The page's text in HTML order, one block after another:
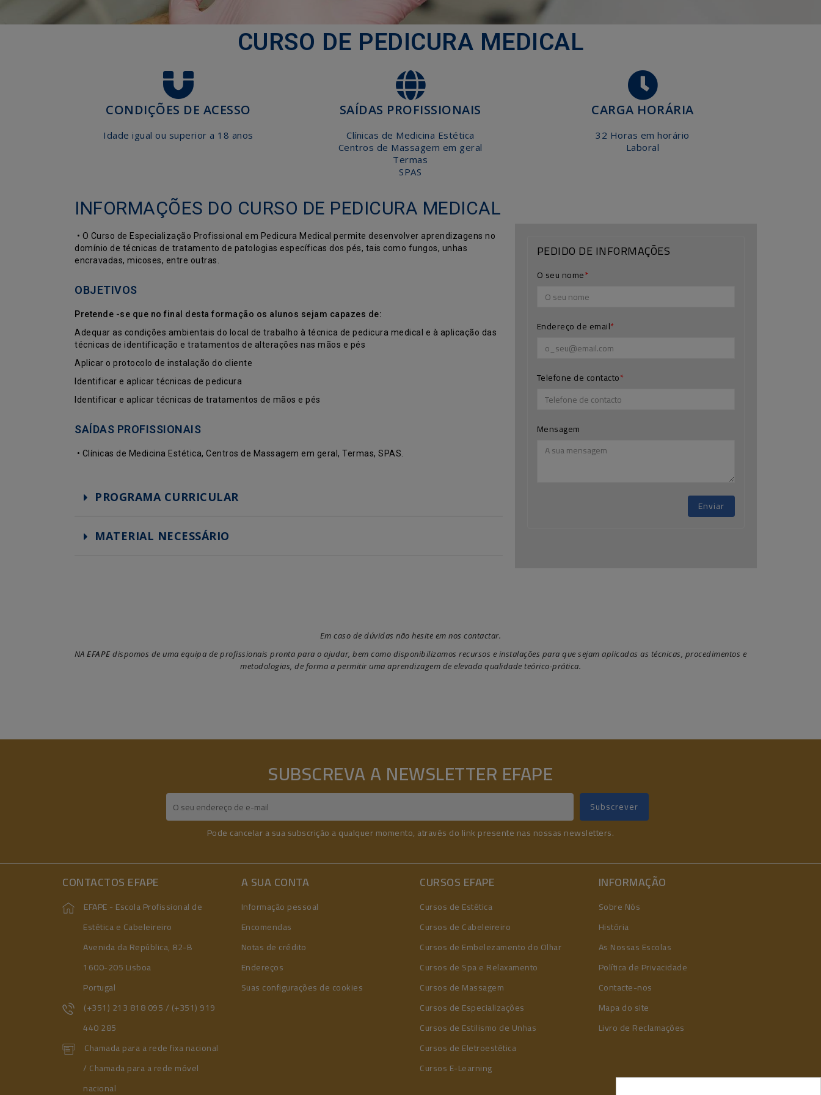
CURSO DE PEDICURA MEDICAL
CONDIÇÕES DE ACESSO
Idade igual ou superior a 18 anos
SAÍDAS PROFISSIONAIS
Clínicas de Medicina Estética
Centros de Massagem em geral
Termas
SPAS
CARGA HORÁRIA
32 Horas em horário
Laboral
INFORMAÇÕES DO CURSO DE PEDICURA MEDICAL
• O Curso de Especialização Profissional em Pedicura Medical permite desenvolver aprendizagens no
domínio de técnicas de tratamento de patologias específicas dos pés, tais como fungos, unhas
encravadas, micoses, entre outras.
OBJETIVOS
Pretende -se que no final desta formação os alunos sejam capazes de:
Adequar as condições ambientais do local de trabalho à técnica de pedicura medical e à aplicação das
técnicas de identificação e tratamentos de alterações nas mãos e pés
Aplicar o protocolo de instalação do cliente
Identificar e aplicar técnicas de pedicura
Identificar e aplicar técnicas de tratamentos de mãos e pés
SAÍDAS PROFISSIONAIS
• Clínicas de Medicina Estética, Centros de Massagem em geral, Termas, SPAS.
PROGRAMA CURRICULAR
MATERIAL NECESSÁRIO
PEDIDO DE INFORMAÇÕES
O seu nome
Endereço de email
Telefone de contacto
Mensagem
Enviar
Em caso de dúvidas não hesite em nos contactar.
NAEFAPE dispomos de uma equipa de profissionais pronta para o ajudar, bem como disponibilizamos recursos e instalações para que sejam aplicadas as técnicas, procedimentos e
metodologias, de forma a permitir uma aprendizagem de elevada qualidade teórico-prática.
SUBSCREVA A NEWSLETTER EFAPE
Pode cancelar a sua subscrição a qualquer momento, através do link presente nas nossas newsletters.
CONTACTOS EFAPE
EFAPE - Escola Profissional de
Estética e Cabeleireiro
Avenida da República, 82-B
1600-205 Lisboa
Portugal
(+351) 213 818 095 / (+351) 919
440 285
Chamada para a rede fixa nacional
/ Chamada para a rede móvel
nacional
A SUA CONTA
Informação pessoal
Encomendas
Notas de crédito
Endereços
Suas configurações de cookies
CURSOS EFAPE
Cursos de Estética
Cursos de Cabeleireiro
Cursos de Embelezamento do Olhar
Cursos de Spa e Relaxamento
Cursos de Massagem
Cursos de Especializações
Cursos de Estilismo de Unhas
Cursos de Eletroestética
Cursos E-Learning
INFORMAÇÃO
Sobre Nós
História
As Nossas Escolas
Política de Privacidade
Contacte-nos
Mapa do site
Livro de Reclamações